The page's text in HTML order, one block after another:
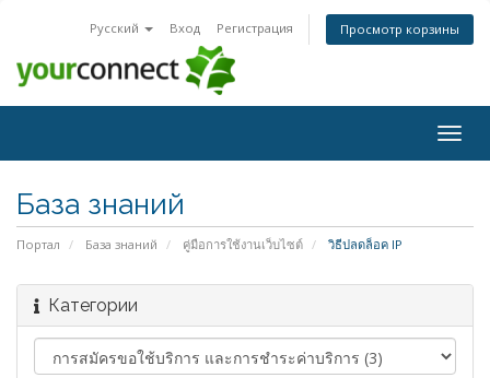
Русский Вход Регистрация Просмотр корзины
База знаний
Портал База знаний คู่มือการใช้งานเว็บไซต์ วิธีปลดล็อค IP
Категории